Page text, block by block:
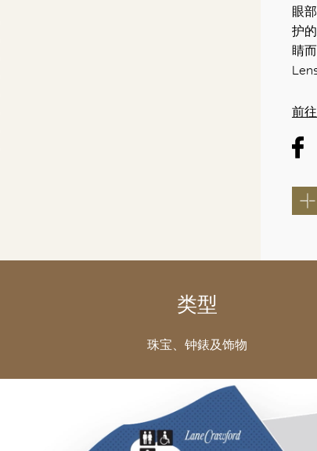
眼
护
睛
前
类型
珠宝、钟錶及饰物